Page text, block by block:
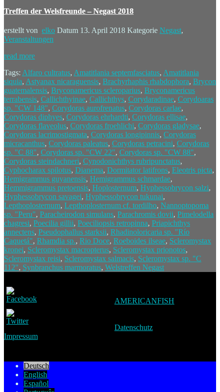
Treffen der Welsfreunde – Negast 2018
erstellt von elko Datum 13. April 2018 Kategorie Negast,
Veranstaltungen
read more
Tags: Alfaro cultratus, Amatitlania septemfasciatus, Amatitlania
siquia, Astyanax nicaraguensis, Brachyrhaphis rhabdophora, Brycon
guatemalensis, Bryconamericus scleroparius, Bryconamericus
terrabensis, Callichthyinae, Callichthys, Corydaradinae, Corydoaras
sp. "CW 148", Corydoras aurofrenatus, Corydoras carlae,
Corydoras diphyes, Corydoras ehrhardti, Corydoras ellisae,
Corydoras flaveolus, Corydoras froehlichi, Corydoras gladysae,
Corydoras lacrimostigmata, Corydoras longipinnis, Corydoras
micracanthus, Corydoras paleatus, Corydoras petracini, Corydoras
sp. "C 88", Corydoras sp. "CW 22", Corydoras sp. "CW 88",
Corydoras steindachneri, Cynodonichthys rubripunctatus,
Cyphocharax spilotus, Dianema, Dormitator latifrons, Eleotris picta,
Hemigrammus guyanensis, Hemigrammus schmardae,
Hemmigrammus pretoensis, Hoplosternum, Hyphessobrycon salzi,
Hyphessobrycon savagei, Hyphessobrycon tukunai,
Lepthoplosternum, Lepthoplosternum cf. tordilho, Nannoptopoma
sp. "Peru", Paracheirodon simulans, Parachromis dovii, Pimelodella
chagresi, Poecilia gillii, Poeciliopsis retropinna, Priapichthys
annectens, Pseudophallus starksii, Rhadinoloricaria sp. "Río
Caquetá", Rhamdia sp., Rio Doce, Roeboides ilseae, Scleromystax
kronei, Scleromystax macropterus, Scleromystax prionotos,
Scleromystax reisi, Scleromystax salmacis, Scleromystax sp. "C
112", Synbranchus marmoratus, Welstreffen Negast
AMERICANFISH
Datenschutz
Impressum
Deutsch
English
Español